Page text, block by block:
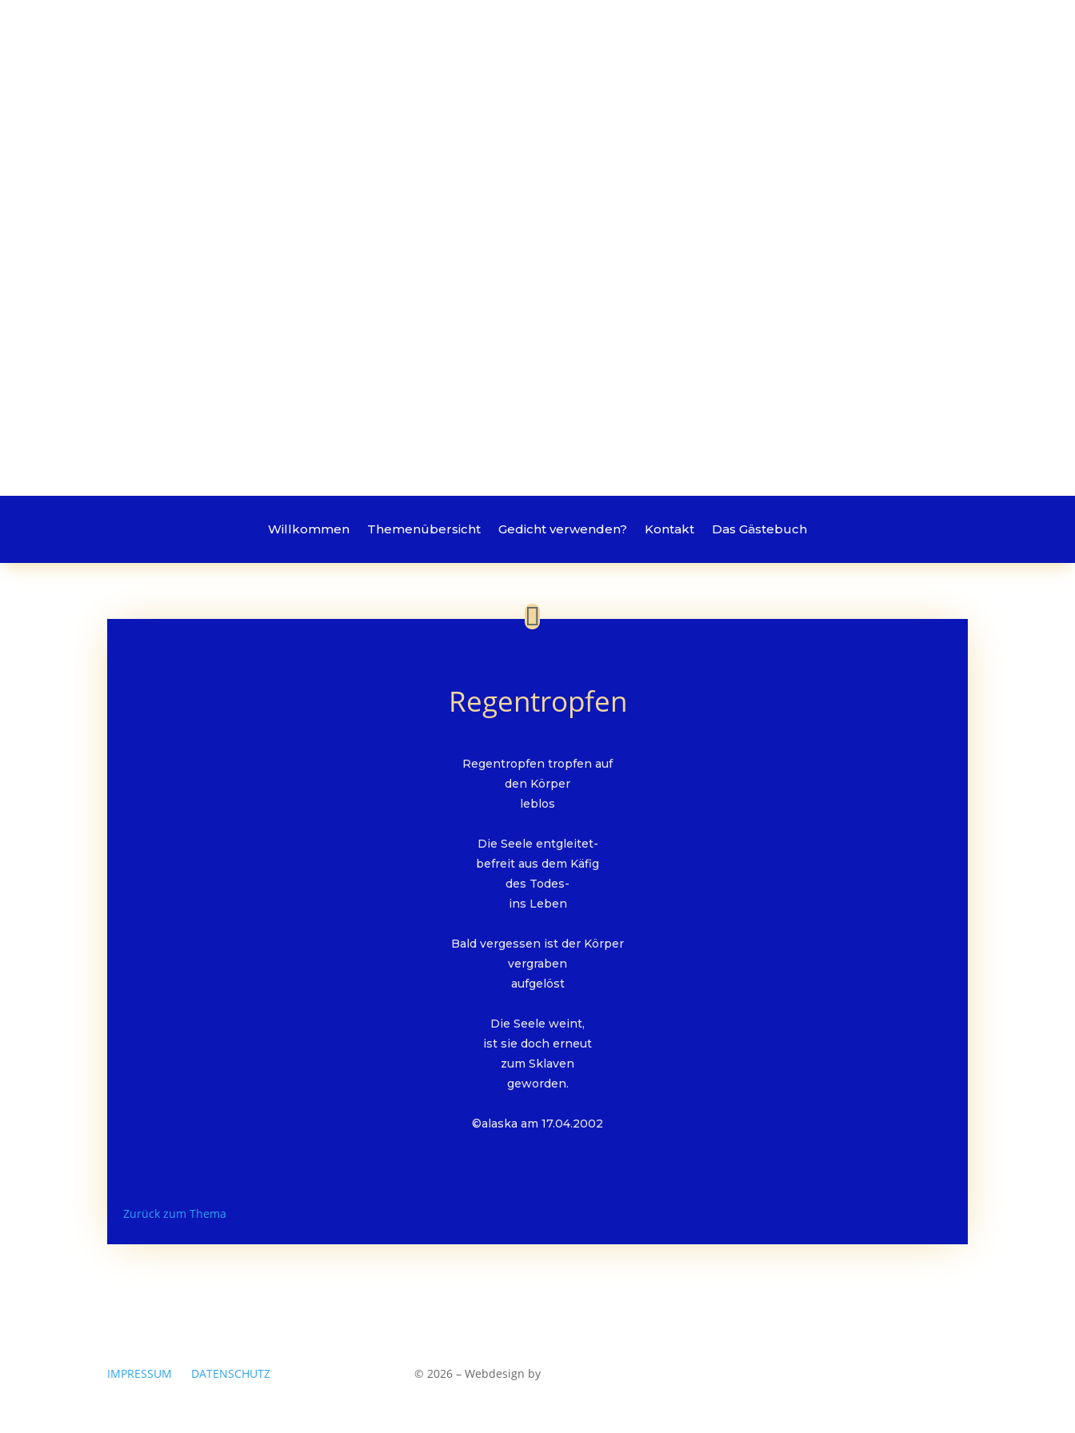
Willkommen Themenübersicht Gedicht verwenden? Kontakt Das Gästebuch
Regentropfen
Regentropfen tropfen auf
den Körper
leblos
Die Seele entgleitet-
befreit aus dem Käfig
des Todes-
ins Leben
Bald vergessen ist der Körper
vergraben
aufgelöst
Die Seele weint,
ist sie doch erneut
zum Sklaven
geworden.
©alaska am 17.04.2002
Zurück zum Thema
IMPRESSUM DATENSCHUTZ © 2026 – Webdesign by